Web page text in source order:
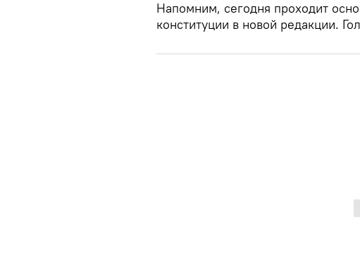
Напомним, сегодня проходит
конституции в новой редакции.